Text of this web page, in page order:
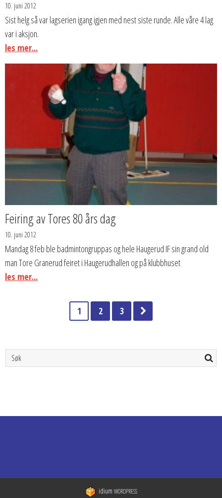
10. juni 2012
Sist helg så var lagserien igang igjen med nest siste runde. Alle våre 4 lag
var i aksjon.
les mer...
Feiring av Tores 80 års dag
10. juni 2012
Mandag 8 feb ble badmintongruppas og hele Haugerud IF sin grand old
man Tore Granerud feiret i Haugerudhallen og på klubbhuset
les mer...
1 2 3
idium WORDPRESS